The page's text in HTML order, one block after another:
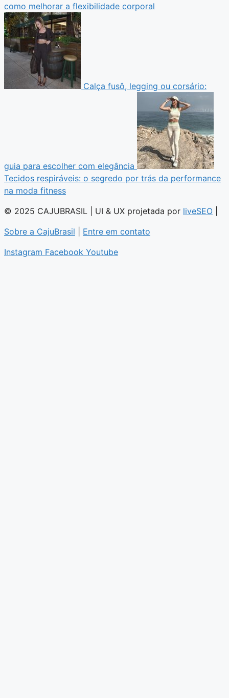
como melhorar a flexibilidade corporal
Calça fusô, legging ou corsário:
guia para escolher com elegância
Tecidos respiráveis: o segredo por trás da performance
na moda fitness
© 2025 CAJUBRASIL | UI & UX projetada por liveSEO
Sobre a CajuBrasil
Entre em contato
Instagram Facebook Youtube